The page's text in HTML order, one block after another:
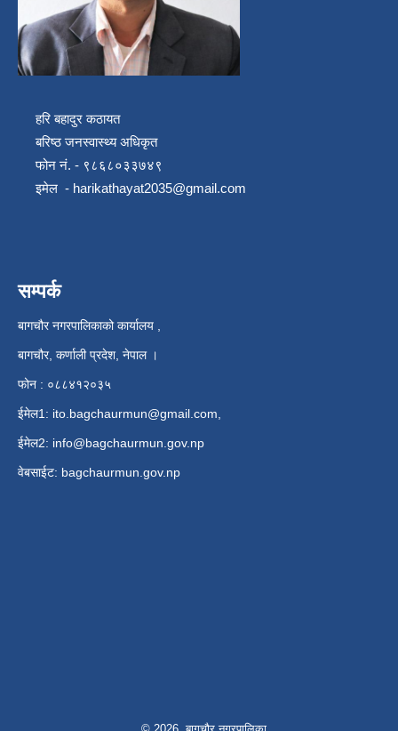
हरि बहादुर कठायत
बरिष्ठ जनस्वास्थ्य अधिकृत
फोन नं. - ९८६८०३३७४९
इमेल - harikathayat2035@gmail.com
सम्पर्क
बागचौर नगरपालिकाको कार्यालय ,
बागचौर, कर्णाली प्रदेश, नेपाल ।
फोन : ०८८४१२०३५
ईमेल1: ito.bagchaurmun@gmail.com
ईमेल2: info@bagchaurmun.gov.np
वे‍बसाईट: bagchaurmun.gov.np